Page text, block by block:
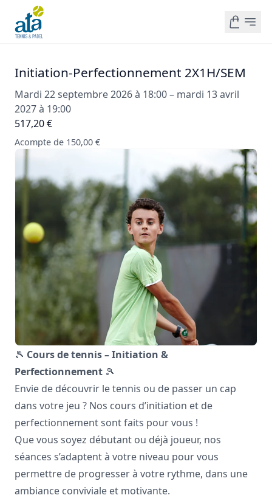
Initiation-Perfectionnement 2X1H/SEM
Mardi 22 septembre 2026 à 18:00 – mardi 13 avril
2027 à 19:00
517,20 €
Acompte de 150,00 €
🎾 Cours de tennis – Initiation &
Perfectionnement 🎾
Envie de découvrir le tennis ou de passer un cap
dans votre jeu ? Nos cours d’initiation et de
perfectionnement sont faits pour vous !
Que vous soyez débutant ou déjà joueur, nos
séances s’adaptent à votre niveau pour vous
permettre de progresser à votre rythme, dans une
ambiance conviviale et motivante.